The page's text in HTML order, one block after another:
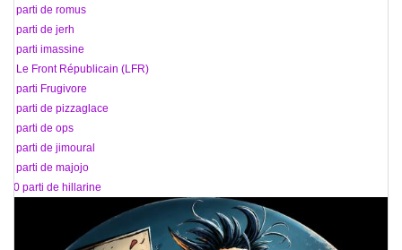
91 parti de romus
92 parti de jerh
93 parti imassine
94 Le Front Républicain (LFR)
95 parti Frugivore
96 parti de pizzaglace
97 parti de ops
98 parti de jimoural
99 parti de majojo
100 parti de hillarine